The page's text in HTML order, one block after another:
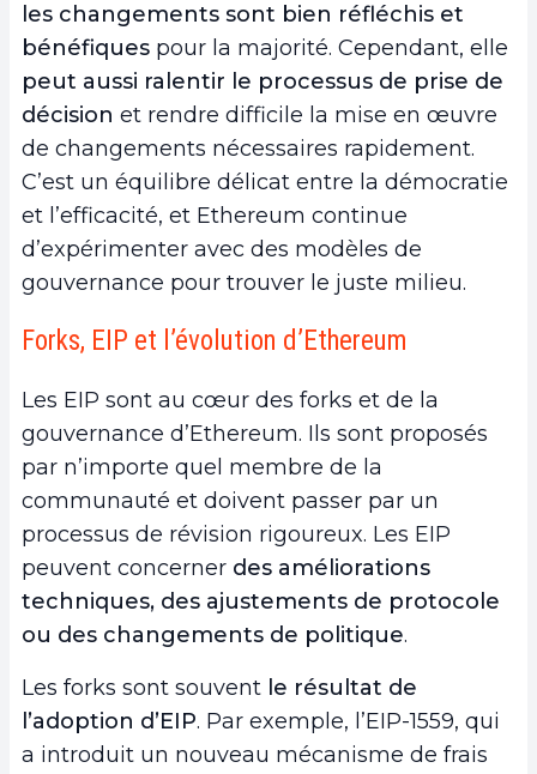
les changements sont bien réfléchis et
bénéfiques pour la majorité. Cependant, elle
peut aussi ralentir le processus de prise de
décision et rendre difficile la mise en œuvre
de changements nécessaires rapidement.
C’est un équilibre délicat entre la démocratie
et l’efficacité, et Ethereum continue
d’expérimenter avec des modèles de
gouvernance pour trouver le juste milieu.
Forks, EIP et l’évolution d’Ethereum
Les EIP sont au cœur des forks et de la
gouvernance d’Ethereum. Ils sont proposés
par n’importe quel membre de la
communauté et doivent passer par un
processus de révision rigoureux. Les EIP
peuvent concerner des améliorations
techniques, des ajustements de protocole
ou des changements de politique.
Les forks sont souvent le résultat de
l’adoption d’EIP. Par exemple, l’EIP-1559, qui
a introduit un nouveau mécanisme de frais